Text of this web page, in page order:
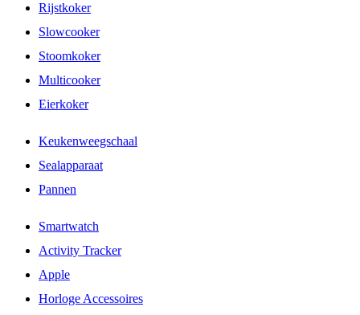
Rijstkoker
Slowcooker
Stoomkoker
Multicooker
Eierkoker
Keukenweegschaal
Sealapparaat
Pannen
Smartwatch
Activity Tracker
Apple
Horloge Accessoires